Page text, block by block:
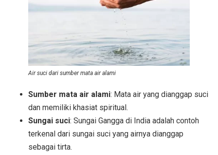
Air suci dari sumber mata air alami
Sumber mata air alami: Mata air yang dianggap suci
dan memiliki khasiat spiritual.
Sungai suci: Sungai Gangga di India adalah contoh
terkenal dari sungai suci yang airnya dianggap
sebagai tirta.